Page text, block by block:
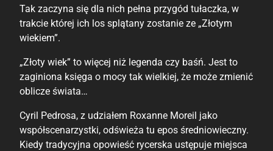
Tak zaczyna się dla nich pełna przygód tułaczka, w
trakcie której ich los splątany zostanie ze „Złotym
wiekiem”.
„Złoty wiek” to więcej niż legenda czy baśń. Jest to
zaginiona księga o mocy tak wielkiej, że może zmienić
oblicze świata…
Cyril Pedrosa, z udziałem Roxanne Moreil jako
współscenarzystki, odświeża tu epos średniowieczny.
Kiedy tradycyjna opowieść rycerska ustępuje miejsca